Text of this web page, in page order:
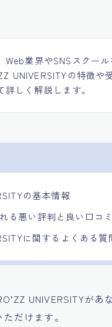
Web業界やSNSスクー
UNIVERSITYの特徴
詳しく解説します。
の基本情報
る悪い評判と良い口コミ
に関するよくある質
UNIVERSITYが
だけます。